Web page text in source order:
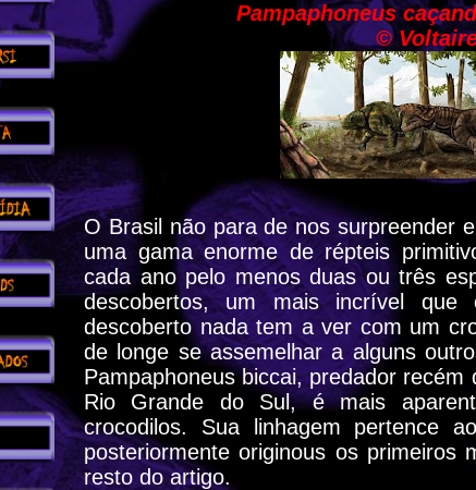
Pampaphoneus
©
O Brasil não para de nos surpreender
uma gama enorme de répteis
cada ano pelo menos duas ou três
descobertos, um mais incrível
descoberto nada tem a ver com um
de longe se assemelhar a alguns
Pampaphoneus biccai, predador
Rio Grande do Sul, é mais
crocodilos. Sua linhagem pertence
posteriormente originous os primeiros
resto do artigo.